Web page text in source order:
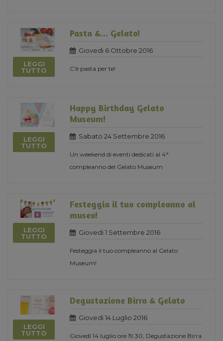
LEGGI
TUTTO
Pasta &... Gelato!
Giovedi 6 Ottobre 2016
C'è pasta per te!
LEGGI
TUTTO
Happy Birthday Gelato
Museum!
Sabato 24 Settembre 2016
Un weekend di eventi dedicati al 4°
compleanno del Gelato Museum
LEGGI
TUTTO
Festeggia il tuo compleanno al
museo!
Giovedi 1 Settembre 2016
Festeggia il tuo compleanno al Gelato
Museum!
LEGGI
TUTTO
Degustazione Birra & Gelato
Giovedi 14 Luglio 2016
Giovedì 14 luglio ore 19.30, Degustazione Birra